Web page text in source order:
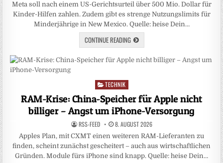
Meta soll nach einem US-Gerichtsurteil über 500 Mio. Dollar für
Kinder-Hilfen zahlen. Zudem gibt es strenge Nutzungslimits für
Minderjährige in New Mexico. Quelle: heise Dein…
CONTINUE READING
Posted
in
TECHNIK
RAM-Krise: China-Speicher für Apple nicht
billiger – Angst um iPhone-Versorgung
RSS-FEED 8. AUGUST 2026
Apples Plan, mit CXMT einen weiteren RAM-Lieferanten zu
finden, scheint zunächst gescheitert – auch aus wirtschaftlichen
Gründen. Module fürs iPhone sind knapp. Quelle: heise Dein…